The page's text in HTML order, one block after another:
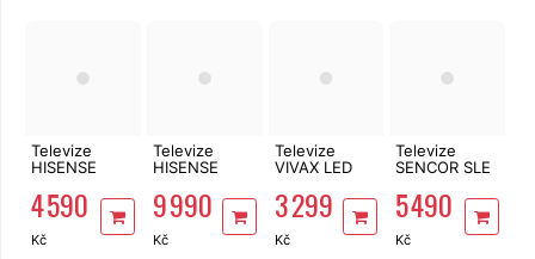
Televize
HISENSE
4 590
Kč
Televize
HISENSE
9 990
Kč
Televize
VIVAX LED
40LE115T2S2
3 299
Kč
Televize
SENCOR SLE
5 490
Kč